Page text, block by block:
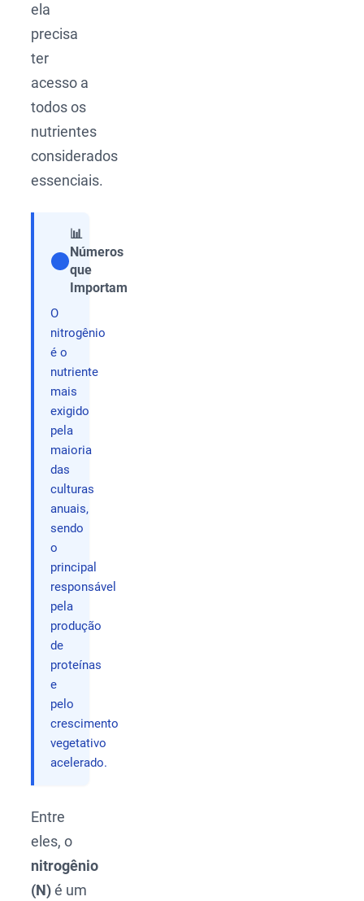
ela
precisa
ter
acesso a
todos os
nutrientes
considerados
essenciais.
📊
Números
que
Importam
O
nitrogênio
é o
nutriente
mais
exigido
pela
maioria
das
culturas
anuais,
sendo
o
principal
responsável
pela
produção
de
proteínas
e
pelo
crescimento
vegetativo
acelerado.
Entre
eles, o
nitrogênio
(N)é um